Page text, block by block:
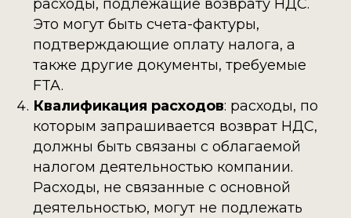
расходы, подлежащие возврату НДС.
Это могут быть счета-фактуры,
подтверждающие оплату налога, а
также другие документы, требуемые
FTA.
Квалификация расходов: расходы, по
которым запрашивается возврат НДС,
должны быть связаны с облагаемой
налогом деятельностью компании.
Расходы, не связанные с основной
деятельностью, могут не подлежать